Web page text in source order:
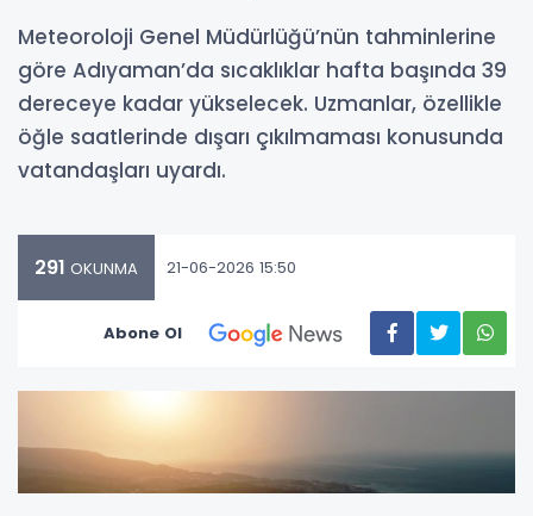
Meteoroloji Genel Müdürlüğü’nün tahminlerine
göre Adıyaman’da sıcaklıklar hafta başında 39
dereceye kadar yükselecek. Uzmanlar, özellikle
öğle saatlerinde dışarı çıkılmaması konusunda
vatandaşları uyardı.
291 OKUNMA 21-06-2026 15:50
Abone Ol